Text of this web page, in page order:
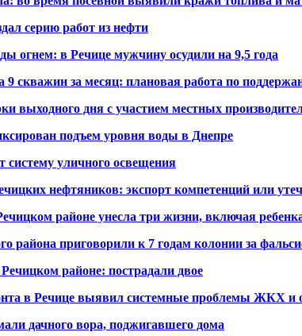
серию работ из нефти
огнем: в Речице мужчину осудили на 9,5 года
9 скважин за месяц: плановая работа по
выходного дня с участием местных
подъем уровня воды в Днепре
систему уличного освещения
нефтяников: экспорт компетенций или
районе унесла три жизни, включая
района приговорили к 7 годам колонии за
районе: пострадали двое
в Речице выявил системные проблемы ЖКХ и
дачного вора, поджигавшего дома